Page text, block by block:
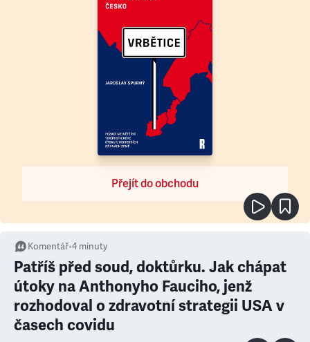
Přejít do obchodu
Komentář•4 minuty
Patříš před soud, doktůrku. Jak chápat
útoky na Anthonyho Fauciho, jenž
rozhodoval o zdravotní strategii USA v
časech covidu